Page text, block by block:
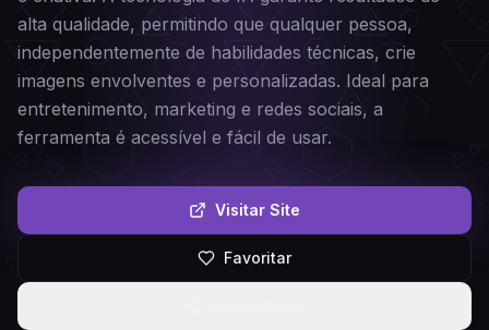
alta qualidade, permitindo que qualquer pessoa,
independentemente de habilidades técnicas, crie
imagens envolventes e personalizadas. Ideal para
entretenimento, marketing e redes sociais, a
ferramenta é acessível e fácil de usar.
Visitar Site
Favoritar